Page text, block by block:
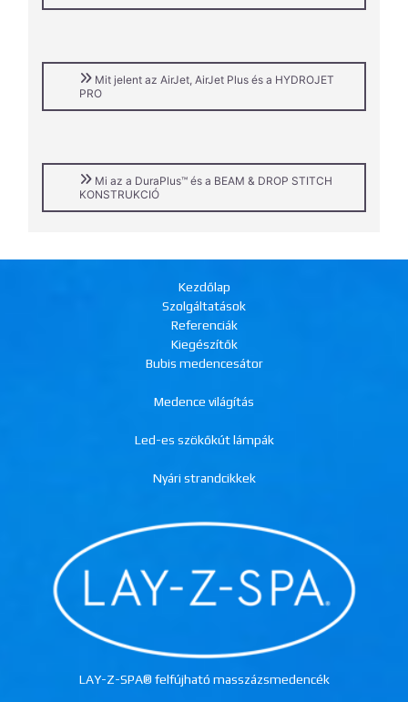
Mit jelent az AirJet, AirJet Plus és a HYDROJET
PRO
Mi az a DuraPlus™ és a BEAM & DROP STITCH
KONSTRUKCIÓ
Kezdőlap
Szolgáltatások
Referenciák
Kiegészítők
Bubis medencesátor
Medence világítás
Led-es szökőkút lámpák
Nyári strandcikkek
LAY-Z-SPA® felfújható masszázsmedencék